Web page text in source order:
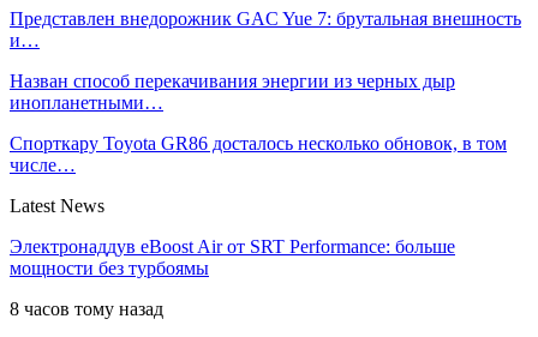
Представлен внедорожник GAC Yue 7: брутальная внешность
и…
Назван способ перекачивания энергии из черных дыр
инопланетными…
Спорткару Toyota GR86 досталось несколько обновок, в том
числе…
Latest News
Электронаддув eBoost Air от SRT Performance: больше
мощности без турбоямы
8 часов тому назад